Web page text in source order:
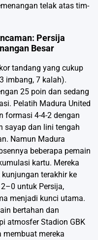
telak atas tim-
Persija
Besar
tandang yang cukup
imbang, 7 kalah).
25 poin dan sedang
Pelatih Madura United
formasi 4-4-2 dengan
sayap dan lini tengah
Namun Madura
beberapa pemain
kartu. Mereka
terakhir ke
untuk Persija,
menjadi kunci utama.
bertahan dan
atmosfer Stadion GBK
membuat mereka